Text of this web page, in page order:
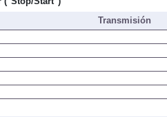
Transmisión